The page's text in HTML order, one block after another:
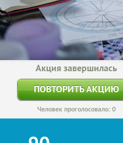
Акция завершилась
ПОВТОРИТЬ АКЦИЮ
Человек проголосовало: 0